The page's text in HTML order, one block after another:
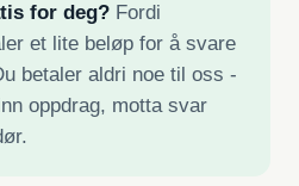
for deg?Fordi
et lite beløp for å svare
betaler aldri noe til oss -
oppdrag, motta svar